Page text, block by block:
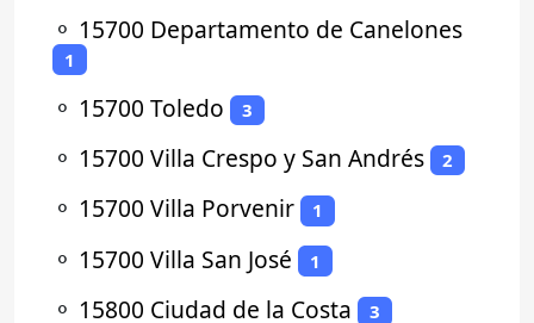
⚬ 15700 Departamento de Canelones
1
⚬ 15700 Toledo 3
⚬ 15700 Villa Crespo y San Andrés 2
⚬ 15700 Villa Porvenir 1
⚬ 15700 Villa San José 1
⚬ 15800 Ciudad de la Costa 3